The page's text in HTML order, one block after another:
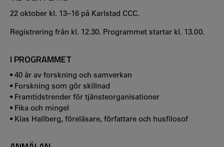
22 oktober kl. 13–16 på Karlstad CCC.
Registrering från kl. 12.30. Programmet startar kl. 13.00.
I PROGRAMMET
• 40 år av forskning och samverkan
• Forskning som gör skillnad
• Framtidstrender för tjänsteorganisationer
• Fika och mingel
• Klas Hallberg, föreläsare, författare och husfilosof